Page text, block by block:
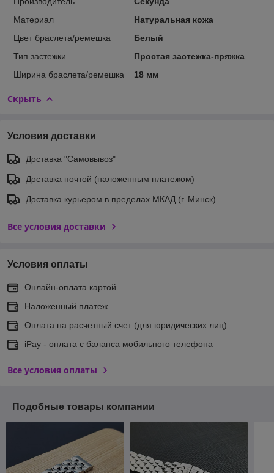
Материал
Натуральная кожа
Цвет браслета/ремешка
Белый
Тип застежки
Простая застежка-пряжка
Ширина браслета/ремешка
18 мм
Скрыть
Условия доставки
Доставка "Самовывоз"
Доставка почтой (наложенным платежом)
Доставка курьером в пределах МКАД (г. Минск)
Все условия доставки
Условия оплаты
Онлайн-оплата картой
Наложенный платеж
Оплата на расчетный счет (для юридических лиц)
iPay - оплата с баланса мобильного телефона
Все условия оплаты
Подобные товары компании